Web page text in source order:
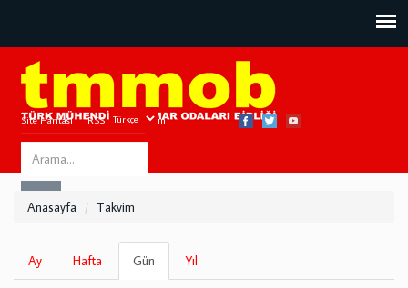
Site Haritası RSS Bize Ulaşın
Search
this
Anasayfa Takvim
Birincil
sekmeler
Ay Hafta Gün
sekme)
Yıl